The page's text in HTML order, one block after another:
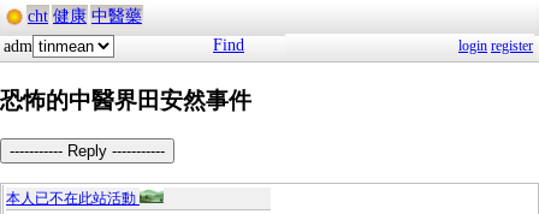
cht 健康 中醫藥
adm
Find login register
恐怖的中醫界田安然事件
----------- Reply -----------
本人已不在此站活動